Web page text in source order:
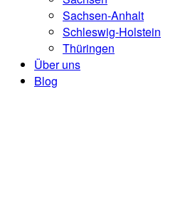
Sachsen-Anhalt
Schleswig-Holstein
Thüringen
Über uns
Blog